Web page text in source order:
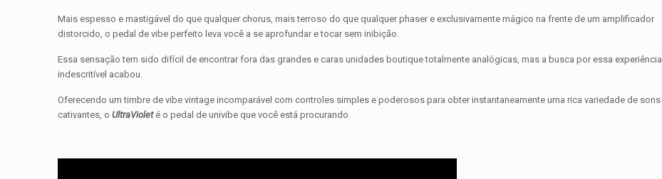
Mais espesso e mastigável do que qualquer chorus, mais terroso do que qualquer phaser e exclusivamente mágico na frente de um amplificador
distorcido, o pedal de vibe perfeito leva você a se aprofundar e tocar sem inibição.
Essa sensação tem sido difícil de encontrar fora das grandes e caras unidades boutique totalmente analógicas, mas a busca por essa experiência
indescritível acabou.
Oferecendo um timbre de vibe vintage incomparável com controles simples e poderosos para obter instantaneamente uma rica variedade de sons
cativantes, oUltraVioleté o pedal de univibe que você está procurando.